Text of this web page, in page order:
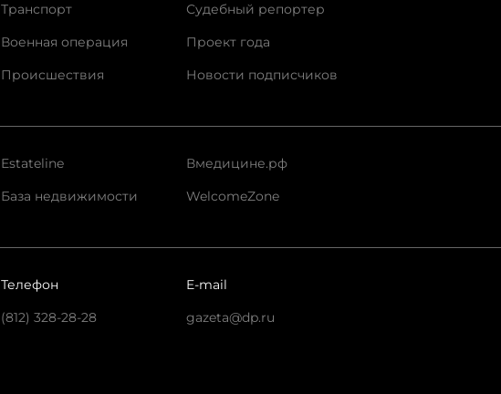
Транспорт
Военная операция
Происшествия
Судебный репортер
Проект года
Новости подписчиков
Estateline
База недвижимости
Вмедицине.рф
WelcomeZone
Телефон
(812) 328-28-28
E-mail
gazeta@dp.ru